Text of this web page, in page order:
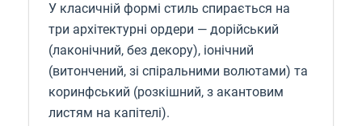
У класичній формі стиль спирається на
три архітектурні ордери — дорійський
(лаконічний, без декору), іонічний
(витончений, зі спіральними волютами) та
коринфський (розкішний, з акантовим
листям на капітелі).